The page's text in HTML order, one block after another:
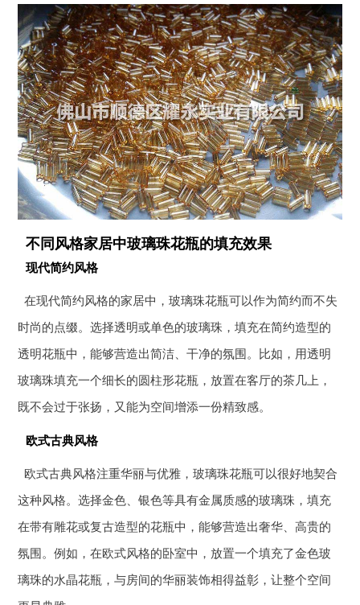
不同风格家居中玻璃珠花瓶的填充效果
现代简约风格
在现代简约风格的家居中，玻璃珠花瓶可以作为简约而不失
时尚的点缀。选择透明或单色的玻璃珠，填充在简约造型的
透明花瓶中，能够营造出简洁、干净的氛围。比如，用透明
玻璃珠填充一个细长的圆柱形花瓶，放置在客厅的茶几上，
既不会过于张扬，又能为空间增添一份精致感。
欧式古典风格
欧式古典风格注重华丽与优雅，玻璃珠花瓶可以很好地契合
这种风格。选择金色、银色等具有金属质感的玻璃珠，填充
在带有雕花或复古造型的花瓶中，能够营造出奢华、高贵的
氛围。例如，在欧式风格的卧室中，放置一个填充了金色玻
璃珠的水晶花瓶，与房间的华丽装饰相得益彰，让整个空间